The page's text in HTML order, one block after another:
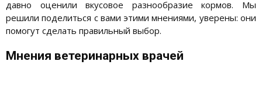
давно оценили вкусовое разнообразие кормов. Мы
решили поделиться с вами этими мнениями, уверены: они
помогут сделать правильный выбор.
Мнения ветеринарных врачей